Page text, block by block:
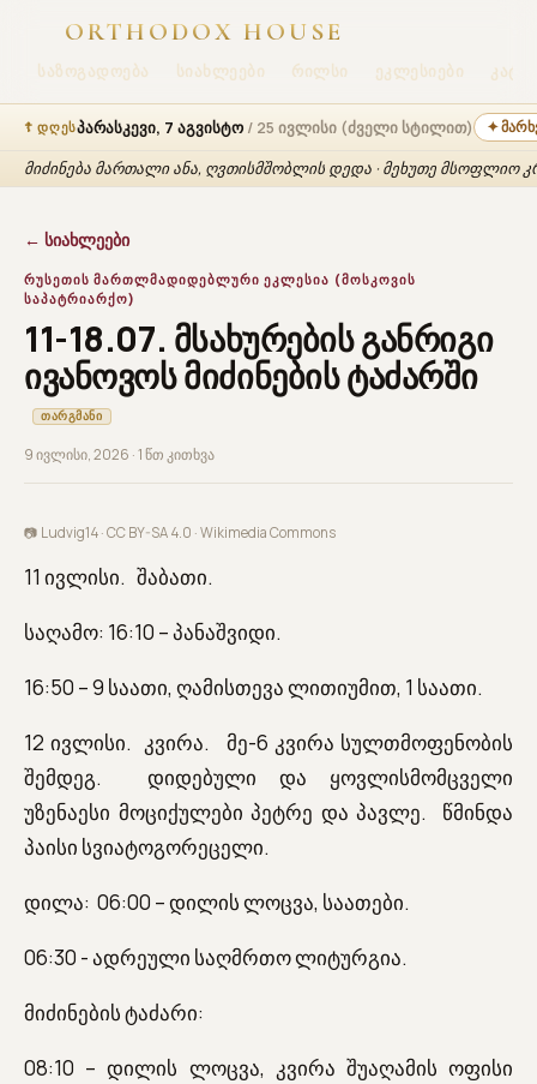
ORTHODOX HOUSE
ᲡᲐᲖᲝᲒᲐᲓᲝᲔᲑᲐ ᲡᲘᲐᲮᲚᲔᲔᲑᲘ ᲠᲘᲚᲡᲘ ᲔᲙᲚᲔᲡᲘᲔᲑᲘ
☦ ᲓᲦᲔᲡპარასკევი, 7 აგვისტო / 25 ივლისი (ძველი სტილით) ✦
მიძინება მართალი ანა, ღვთისმშობლის დედა · მეხუთე მსოფლიო
← სიახლეები
ᲠᲣᲡᲔᲗᲘᲡ ᲛᲐᲠᲗᲚᲛᲐᲓᲘᲓᲔᲑᲚᲣᲠᲘ ᲔᲙᲚᲔᲡᲘᲐ (ᲛᲝᲡᲙᲝᲕᲘᲡ
ᲡᲐᲞᲐᲢᲠᲘᲐᲠᲥᲝ)
11-18.07. მსახურების განრიგი
ივანოვოს მიძინების ტაძარში
ᲗᲐᲠᲒᲛᲐᲜᲘ
9 ივლისი, 2026 · 1 წთ კითხვა
📷 Ludvig14 · CC BY-SA 4.0 · Wikimedia Commons
11 ივლისი. შაბათი.
საღამო: 16:10 – პანაშვიდი.
16:50 – 9 საათი, ღამისთევა ლითიუმით, 1 საათი.
12 ივლისი. კვირა. მე-6 კვირა სულთმოფენობის
შემდეგ. დიდებული და ყოვლისმომცველი
უზენაესი მოციქულები პეტრე და პავლე. წმინდა
პაისი სვიატოგორეცელი.
დილა: 06:00 – დილის ლოცვა, საათები.
06:30 - ადრეული საღმრთო ლიტურგია.
მიძინების ტაძარი:
08:10 – დილის ლოცვა, კვირა შუაღამის ოფისი